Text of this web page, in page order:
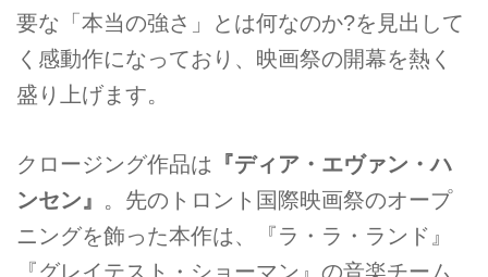
要な「本当の強さ」とは何なのか?を見出して
く感動作になっており、映画祭の開幕を熱く
盛り上げます。
クロージング作品は 『ディア・エヴァン・ハ
ンセン』 。先のトロント国際映画祭のオープ
ニングを飾った本作は、『ラ・ラ・ランド』
『グレイテスト・ショーマン』の音楽チーム